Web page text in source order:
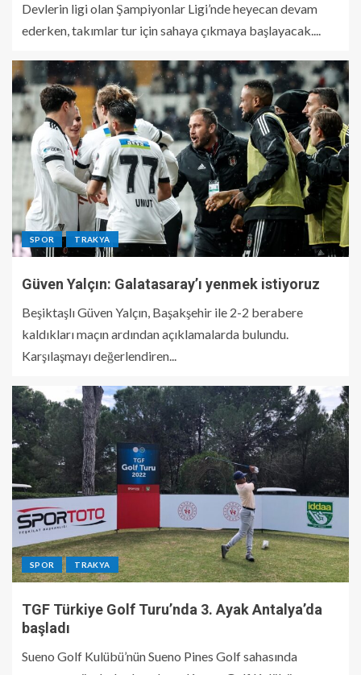
Devlerin ligi olan Şampiyonlar Ligi’nde heyecan devam
ederken, takımlar tur için sahaya çıkmaya başlayacak....
SPOR TRAKYA
Güven Yalçın: Galatasaray’ı yenmek istiyoruz
Beşiktaşlı Güven Yalçın, Başakşehir ile 2-2 berabere
kaldıkları maçın ardından açıklamalarda bulundu.
Karşılaşmayı değerlendiren...
SPOR TRAKYA
TGF Türkiye Golf Turu’nda 3. Ayak Antalya’da
başladı
Sueno Golf Kulübü’nün Sueno Pines Golf sahasında